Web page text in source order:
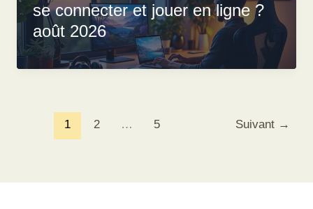
se connecter et jouer en ligne ?
août 2026
1 2 … 5 Suivant →